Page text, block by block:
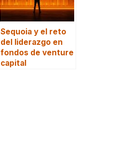
Sequoia y el reto
del liderazgo en
fondos de venture
capital